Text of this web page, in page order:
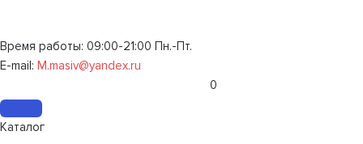
Время работы: 09:00-21:00 Пн.-Пт.
E-mail: M.masiv@yandex.ru
0
Каталог